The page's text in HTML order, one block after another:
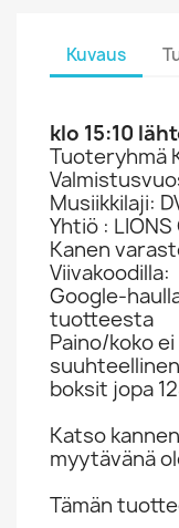
Kuvaus
klo 15:10
Tuoteryhmä
Musiikkilaji:
Yhtiö : LIONS
Kanen
Viivakoodilla:
Google-
tuotteesta
Paino/koko
suuhteellinen
boksit jopa
Katso
myytävänä
Tämän